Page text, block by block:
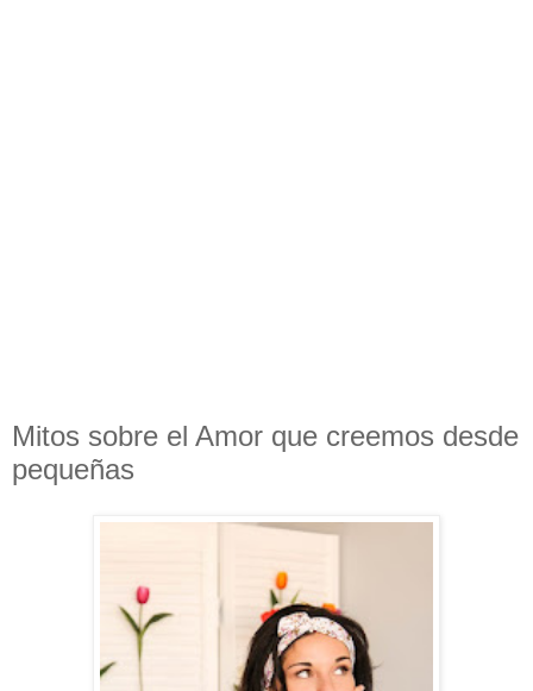
Mitos sobre el Amor que creemos desde
pequeñas